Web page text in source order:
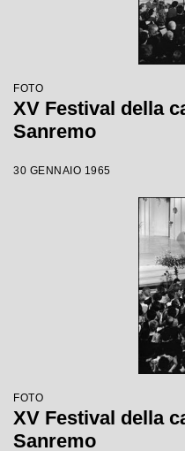
FOTO
XV Festival della
Sanremo
30 GENNAIO 1965
FOTO
XV Festival della
Sanremo